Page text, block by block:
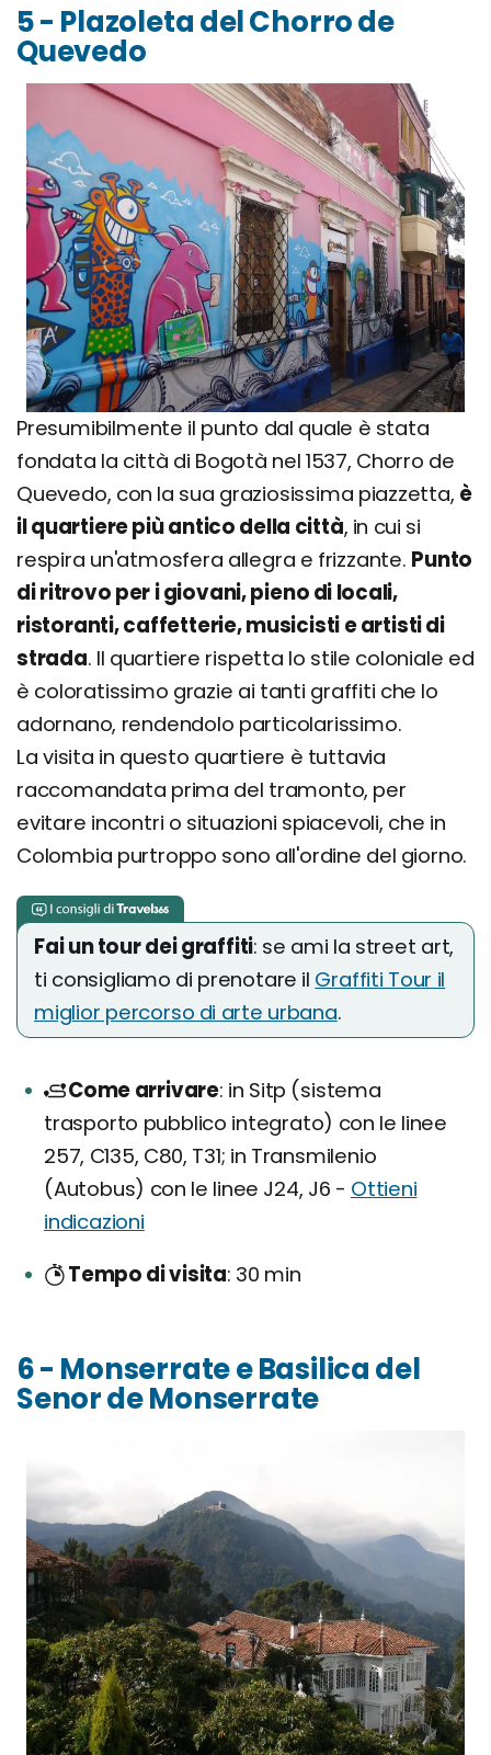
5 - Plazoleta del Chorro de
Quevedo
Presumibilmente il punto dal quale è stata
fondata la città di Bogotà nel 1537, Chorro de
Quevedo, con la sua graziosissima piazzetta, è
il quartiere più antico della città, in cui si
respira un'atmosfera allegra e frizzante. Punto
di ritrovo per i giovani, pieno di locali,
ristoranti, caffetterie, musicisti e artisti di
strada. Il quartiere rispetta lo stile coloniale ed
è coloratissimo grazie ai tanti graffiti che lo
adornano, rendendolo particolarissimo.
La visita in questo quartiere è tuttavia
raccomandata prima del tramonto, per
evitare incontri o situazioni spiacevoli, che in
Colombia purtroppo sono all'ordine del giorno.
Fai un tour dei graffiti: se ami la street art,
ti consigliamo di prenotare il Graffiti Tour il
miglior percorso di arte urbana.
Come arrivare in Sitp (sistema
trasporto pubblico integrato) con le linee
257, C135, C80, T31; in Transmilenio
(Autobus) con le linee J24, J6 - Ottieni
indicazioni
Tempo di visita 30 min
6 - Monserrate e Basilica del
Senor de Monserrate